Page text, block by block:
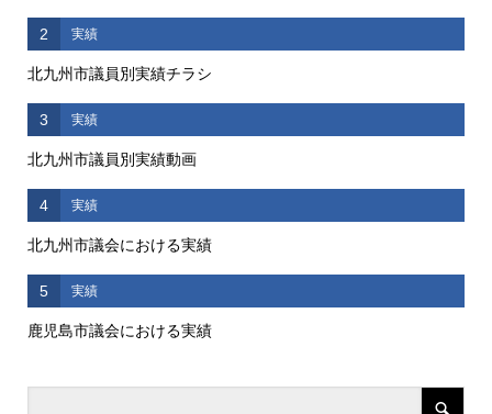
2 実績
北九州市議員別実績チラシ
3 実績
北九州市議員別実績動画
4 実績
北九州市議会における実績
5 実績
鹿児島市議会における実績